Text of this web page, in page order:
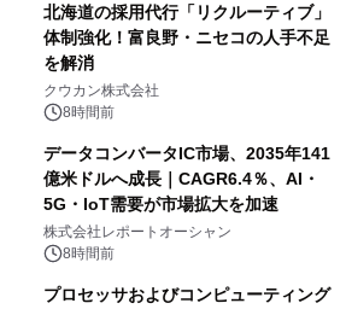
北海道の採用代行「リクルーティブ」
体制強化！富良野・ニセコの人手不足
を解消
クウカン株式会社
8時間前
データコンバータIC市場、2035年141
億米ドルへ成長｜CAGR6.4％、AI・
5G・IoT需要が市場拡大を加速
株式会社レポートオーシャン
8時間前
プロセッサおよびコンピューティング